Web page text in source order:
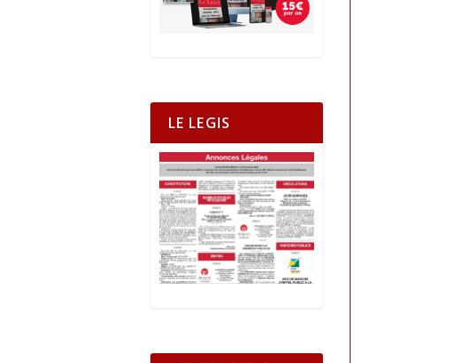
LE LEGIS